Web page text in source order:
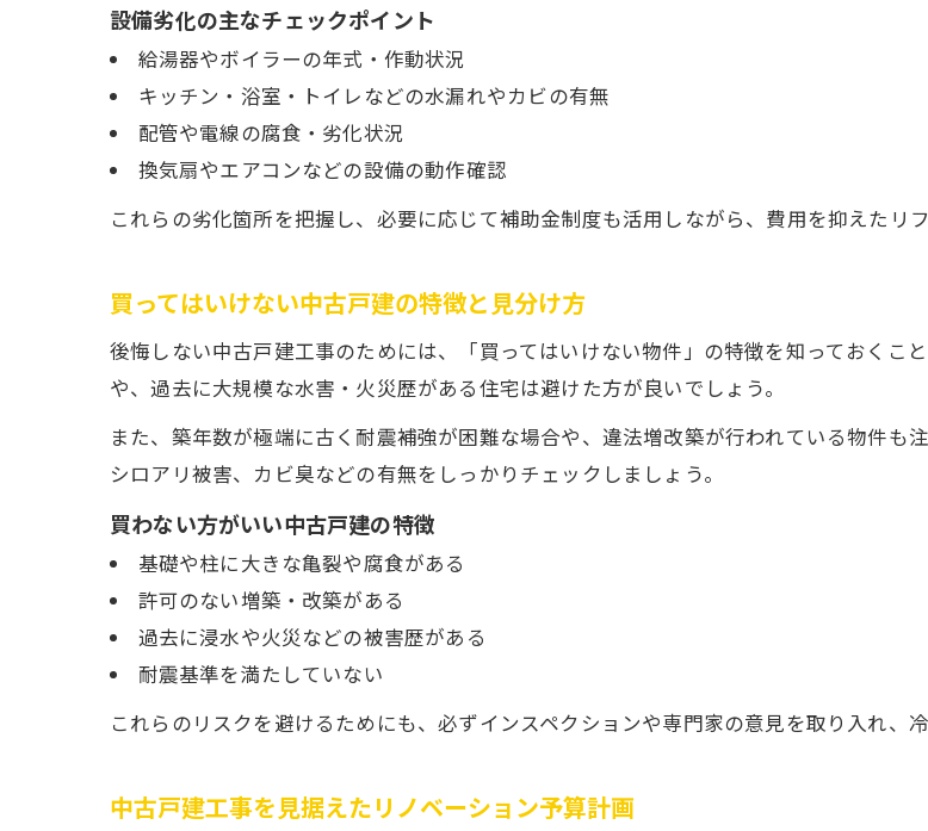
中古戸建工事の費用相場と予算配分
設備劣化の主なチェックポイント
給湯器やボイラーの年式・作動状況
キッチン・浴室・トイレなどの水漏れやカビの有無
配管や電線の腐食・劣化状況
換気扇やエアコンなどの設備の動作確認
これらの劣化箇所を把握し、必要に応じて補助金制度も活用しながら、費用を抑えたリ
買ってはいけない中古戸建の特徴と見分け方
後悔しない中古戸建工事のためには、「買ってはいけない物件」の特徴を知っておくこ
や、過去に大規模な水害・火災歴がある住宅は避けた方が良いでしょう。
また、築年数が極端に古く耐震補強が困難な場合や、違法増改築が行われている物件も
シロアリ被害、カビ臭などの有無をしっかりチェックしましょう。
買わない方がいい中古戸建の特徴
基礎や柱に大きな亀裂や腐食がある
許可のない増築・改築がある
過去に浸水や火災などの被害歴がある
耐震基準を満たしていない
これらのリスクを避けるためにも、必ずインスペクションや専門家の意見を取り入れ、
中古戸建工事を見据えたリノベーション予算計画